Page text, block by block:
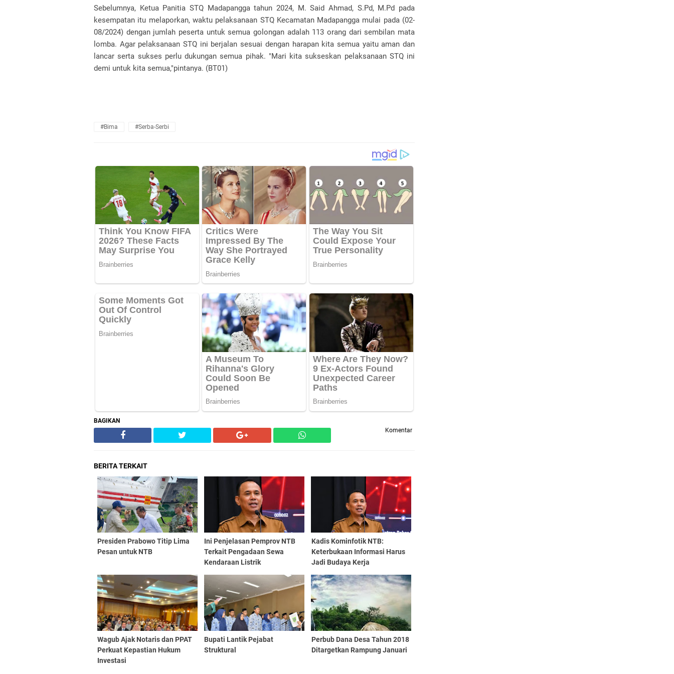
Sebelumnya, Ketua Panitia STQ Madapangga tahun 2024, M. Said Ahmad, S.Pd, M.Pd pada
kesempatan itu melaporkan, waktu pelaksanaan STQ Kecamatan Madapangga mulai pada (02-
08/2024) dengan jumlah peserta untuk semua golongan adalah 113 orang dari sembilan mata
lomba. Agar pelaksanaan STQ ini berjalan sesuai dengan harapan kita semua yaitu aman dan
lancar serta sukses perlu dukungan semua pihak. "Mari kita sukseskan pelaksanaan STQ ini
demi untuk kita semua,"pintanya. (BT01)
#Bima #Serba-Serbi
BAGIKAN
Komentar
BERITA TERKAIT
Presiden Prabowo Titip Lima
Pesan untuk NTB
Ini Penjelasan Pemprov NTB
Terkait Pengadaan Sewa
Kendaraan Listrik
Kadis Kominfotik NTB:
Keterbukaan Informasi Harus
Jadi Budaya Kerja
Wagub Ajak Notaris dan PPAT
Perkuat Kepastian Hukum
Investasi
Bupati Lantik Pejabat
Struktural
Perbub Dana Desa Tahun 2018
Ditargetkan Rampung Januari